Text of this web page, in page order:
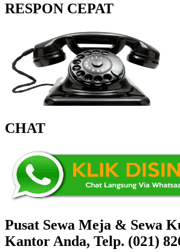
RESPON CEPAT
CHAT
Pusat Sewa Meja & Sewa
Kantor Anda, Telp. (021)